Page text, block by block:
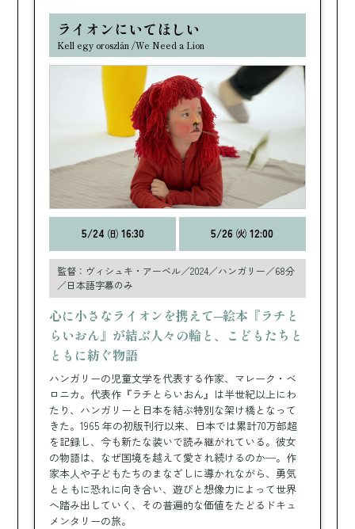
ライオンにいてほしい
Kell egy oroszlán /We Need a Lion
5/24 ㈰ 16:30 5/26 ㈫ 12:00
監督：ヴィシュキ・アーベル／2024／ハンガリー／68分
／日本語字幕のみ
心に小さなライオンを携えて─絵本『ラチと
らいおん』が結ぶ人々の輪と、こどもたちと
ともに紡ぐ物語
ハンガリーの児童文学を代表する作家、マレーク・ベ
ロニカ。代表作『ラチとらいおん』は半世紀以上にわ
たり、ハンガリーと日本を結ぶ特別な架け橋となって
きた。1965 年の初版刊行以来、日本では累計70万部超
を記録し、今も新たな装いで読み継がれている。彼女
の物語は、なぜ国境を越えて愛され続けるのか─。作
家本人や子どもたちのまなざしに導かれながら、勇気
とともに恐れに向き合い、遊びと想像力によって世界
へ踏み出していく、その普遍的な価値をたどるドキュ
メンタリーの旅。